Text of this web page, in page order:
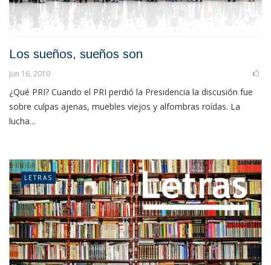
Los sueños, sueños son
Jun 16, 2010
¿Qué PRI? Cuando el PRI perdió la Presidencia la discusión fue
sobre culpas ajenas, muebles viejos y alfombras roídas. La
lucha...
LETRAS